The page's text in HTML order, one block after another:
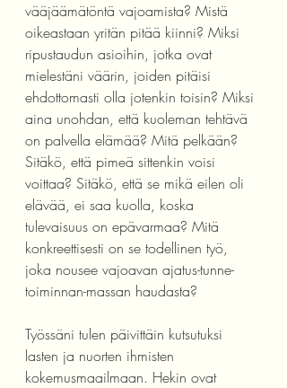
vääjäämätöntä vajoamista? Mistä
oikeastaan yritän pitää kiinni? Miksi
ripustaudun asioihin, jotka ovat
mielestäni väärin, joiden pitäisi
ehdottomasti olla jotenkin toisin? Miksi
aina unohdan, että kuoleman tehtävä
on palvella elämää? Mitä pelkään?
Sitäkö, että pimeä sittenkin voisi
voittaa? Sitäkö, että se mikä eilen oli
elävää, ei saa kuolla, koska
tulevaisuus on epävarmaa? Mitä
konkreettisesti on se todellinen työ,
joka nousee vajoavan ajatus-tunne-
toiminnan-massan haudasta?
Työssäni tulen päivittäin kutsutuksi
lasten ja nuorten ihmisten
kokemusmaailmaan. Hekin ovat